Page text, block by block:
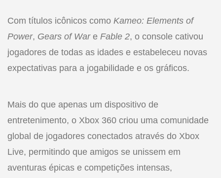
Com títulos icônicos como Kameo: Elements of
Power, Gears of Ware Fable 2, o console cativou
jogadores de todas as idades e estabeleceu novas
expectativas para a jogabilidade e os gráficos.
Mais do que apenas um dispositivo de
entretenimento, o Xbox 360 criou uma comunidade
global de jogadores conectados através do Xbox
Live, permitindo que amigos se unissem em
aventuras épicas e competições intensas,